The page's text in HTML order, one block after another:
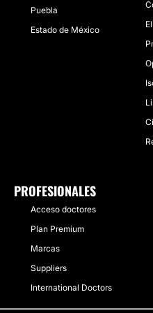
Puebla
Estado de México
PROFESIONALES
Acceso doctores
Plan Premium
Marcas
Suppliers
International Doctors